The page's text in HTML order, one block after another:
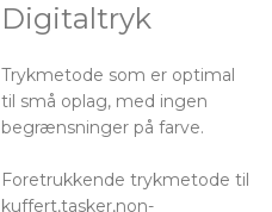
Digitaltryk
Trykmetode som er optimal
til små oplag, med ingen
begrænsninger på farve.
Foretrukkende trykmetode til
kuffert,tasker,non-